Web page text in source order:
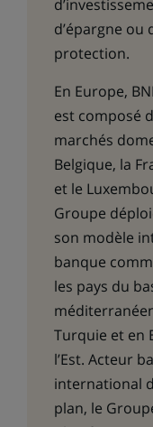
d’épargne ou
protection.
En Europe,
est composé
marchés
Belgique, la
et le
Groupe
son modèle
banque
les pays du
Turquie et en
l’Est. Acteur
international
plan, le